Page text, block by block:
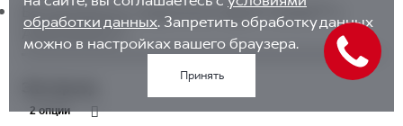
Беспроводное соединение Apple Carplay™ и
Android Auto™
2 опции
обработки данных. Запретить обработку данных
можно в настройках вашего браузера.
Принять